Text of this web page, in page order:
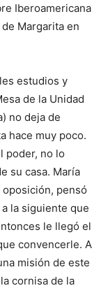
Iberoamericana
Margarita en
estudios y
de la Unidad
no deja de
hace muy poco.
poder, no lo
su casa. María
pensó
la siguiente que
le llegó el
convencerle. A
misión de este
cornisa de la